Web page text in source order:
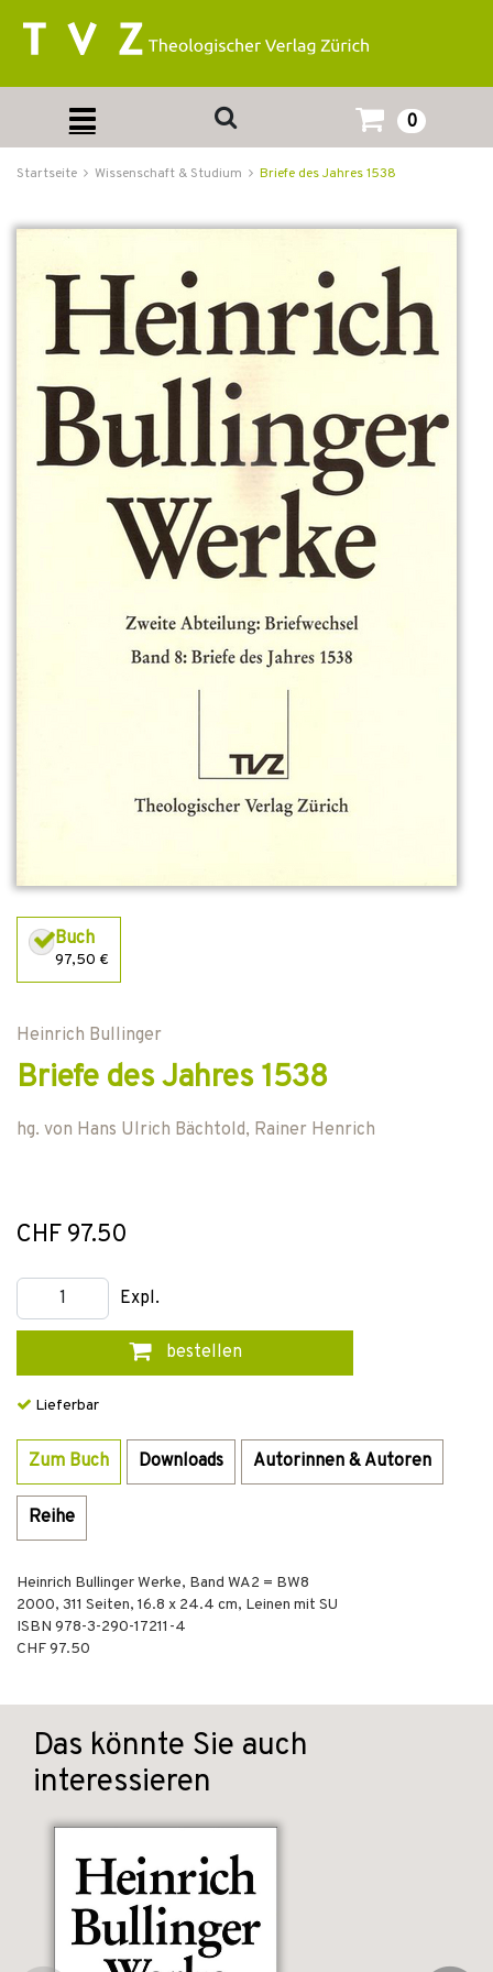
0
Startseite Wissenschaft & Studium Briefe des Jahres 1538
Buch
97,50 €
Heinrich Bullinger
Briefe des Jahres 1538
hg. von Hans Ulrich Bächtold, Rainer Henrich
CHF 97.50
Expl.
bestellen
Lieferbar
Zum Buch Downloads Autorinnen & Autoren
Reihe
Heinrich Bullinger Werke, Band WA2 = BW8
2000, 311 Seiten, 16.8 x 24.4 cm, Leinen mit SU
ISBN 978-3-290-17211-4
CHF 97.50
Das könnte Sie auch
interessieren